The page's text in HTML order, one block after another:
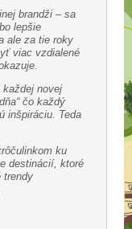
brandži – sa
lepšie
ale za tie roky
viac vzdialené
novej
čo každý
inšpiráciu. Teda
ku
destinácií, ktoré
trendy